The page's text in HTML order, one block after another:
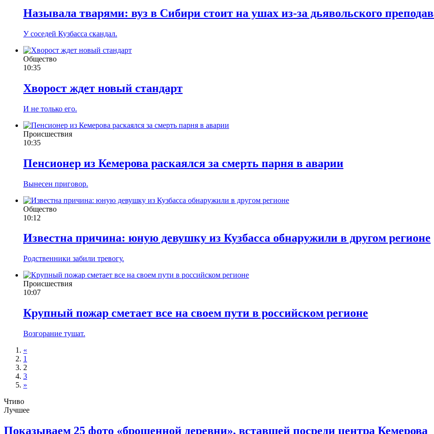
Называла тварями: вуз в Сибири стоит на ушах из-за дьявольского
У соседей Кузбасса скандал.
Общество
10:35
Хворост ждет новый стандарт
И не только его.
Происшествия
10:35
Пенсионер из Кемерова раскаялся за смерть парня в аварии
Вынесен приговор.
Общество
10:12
Известна причина: юную девушку из Кузбасса обнаружили в другом регионе
Родственники забили тревогу.
Происшествия
10:07
Крупный пожар сметает все на своем пути в российском регионе
Возгорание тушат.
«
1
2
3
»
Чтиво
Лучшее
Показываем 25 фото «брошенной деревни», вставшей посреди центра Кемерова